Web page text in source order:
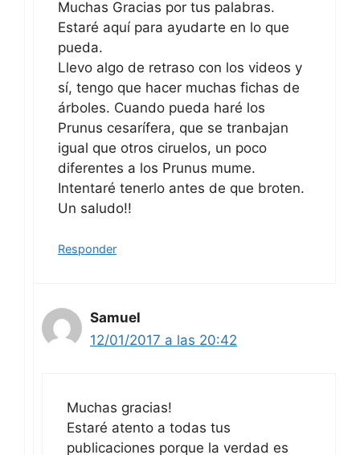
Muchas Gracias por tus palabras.
Estaré aquí para ayudarte en lo que
pueda.
Llevo algo de retraso con los videos y
sí, tengo que hacer muchas fichas de
árboles. Cuando pueda haré los
Prunus cesarífera, que se tranbajan
igual que otros ciruelos, un poco
diferentes a los Prunus mume.
Intentaré tenerlo antes de que broten.
Un saludo!!
Responder
Samuel
12/01/2017 a las 20:42
Muchas gracias!
Estaré atento a todas tus
publicaciones porque la verdad es